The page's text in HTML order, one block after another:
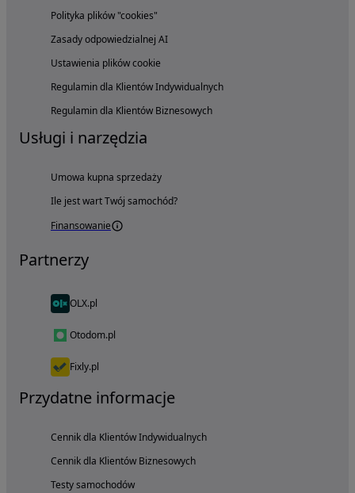
Polityka plików "cookies"
Zasady odpowiedzialnej AI
Ustawienia plików cookie
Regulamin dla Klientów Indywidualnych
Regulamin dla Klientów Biznesowych
Usługi i narzędzia
Umowa kupna sprzedaży
Ile jest wart Twój samochód?
Finansowanie
Partnerzy
OLX.pl
Otodom.pl
Fixly.pl
Przydatne informacje
Cennik dla Klientów Indywidualnych
Cennik dla Klientów Biznesowych
Testy samochodów